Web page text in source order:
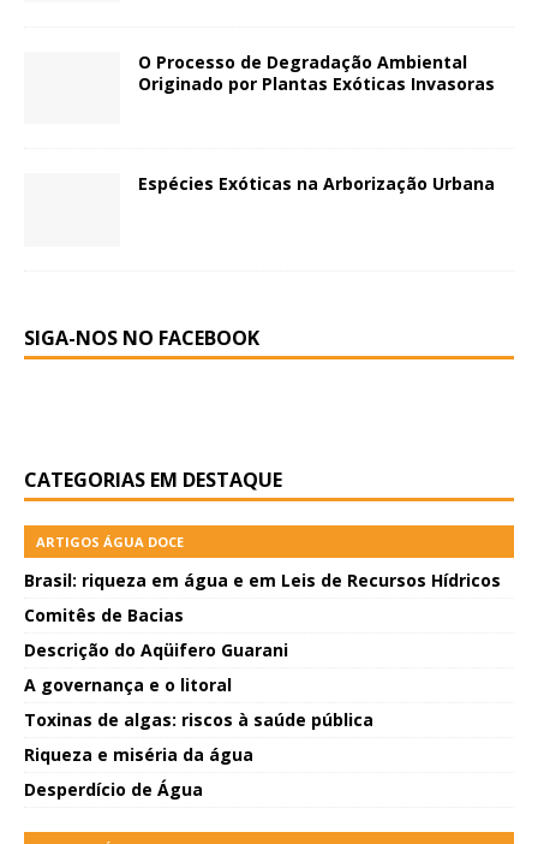
O Processo de Degradação Ambiental
Originado por Plantas Exóticas Invasoras
Espécies Exóticas na Arborização Urbana
SIGA-NOS NO FACEBOOK
CATEGORIAS EM DESTAQUE
ARTIGOS ÁGUA DOCE
Brasil: riqueza em água e em Leis de Recursos Hídricos
Comitês de Bacias
Descrição do Aqüifero Guarani
A governança e o litoral
Toxinas de algas: riscos à saúde pública
Riqueza e miséria da água
Desperdício de Água